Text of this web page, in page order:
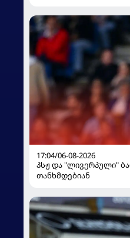
17:04/06-08-2026
პსჟ და "ლივერპული"
თანხმდებიან